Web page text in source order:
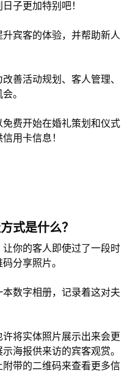
子更加特别吧！
宾客的体验，并帮助新人
善活动规划、客人管理、
。
费开始在婚礼策划和仪式
用卡信息！
式是什么？
你的客人即使过了一段时
分享照片。
数字相册，记录着这对夫
将实体照片展示出来会更
海报供来访的宾客观赏。
带的二维码来查看更多信